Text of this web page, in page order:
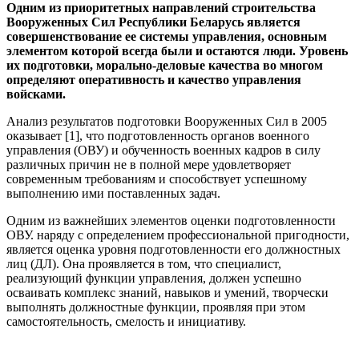
Одним из приоритетных направлений строительства
Вооруженных Сил Республики Беларусь является
совершенствование ее системы управления, основным
элементом которой всегда были и остаются люди. Уровень
их подготовки, морально-деловые качества во многом
определяют оперативность и качество управления
войсками.
Анализ результатов подготовки Вооруженных Сил в 2005
оказывает [1], что подготовленность органов военного
управления (ОВУ) и обученность военных кадров в силу
различных причин не в полной мере удовлетворяет
современным требованиям и способствует успешному
выполнению ими поставленных задач.
Одним из важнейших элементов оценки подготовленности
ОВУ. наряду с определением профессиональной пригодности,
является оценка уровня подготовленности его должностных
лиц (ДЛ). Она проявляется в том, что специалист,
реализующий функции управления, должен успешно
осваивать комплекс знаний, навыков и умений, творчески
выполнять должностные функции, проявляя при этом
самостоятельность, смелость и инициативу.